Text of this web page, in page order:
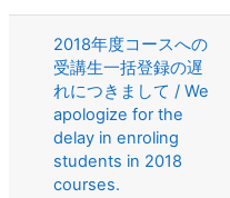
2018年度コースへの
受講生一括登録の遅
れにつきまして / We
apologize for the
delay in enroling
students in 2018
courses.